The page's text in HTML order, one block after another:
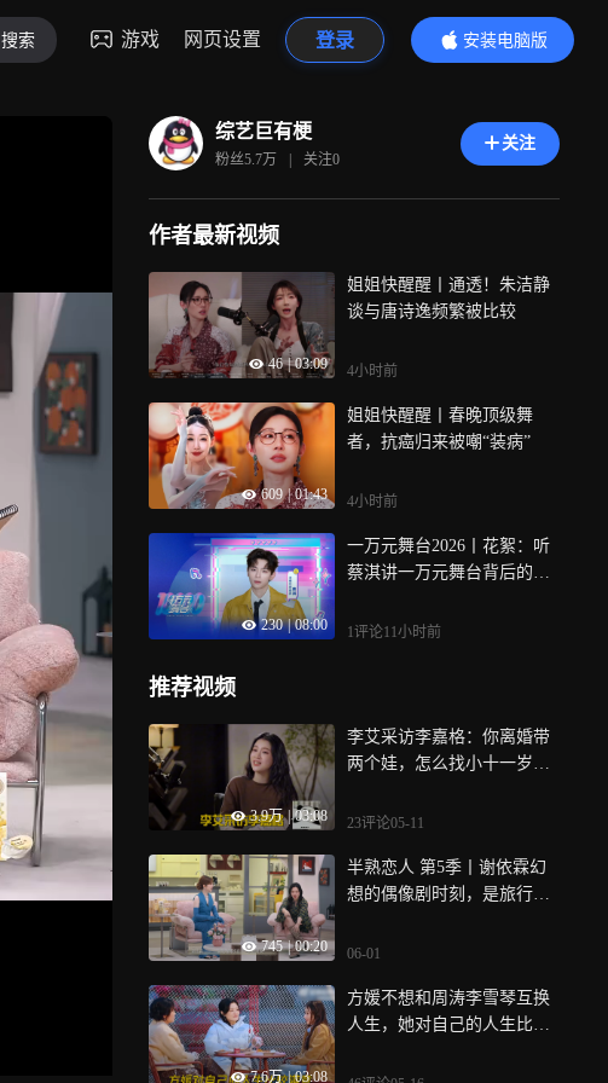
搜索 游戏 网页设置 登录
安装电脑版
内容更精彩
综艺巨有梗
粉丝5.7万 | 关注0
关注
作者最新视频
46 | 03:09
姐姐快醒醒丨通透！朱洁静
谈与唐诗逸频繁被比较
4小时前
609 | 01:43
姐姐快醒醒丨春晚顶级舞
者，抗癌归来被嘲“装病”
4小时前
230 | 08:00
一万元舞台2026丨花絮：听
蔡淇讲一万元舞台背后的故
1评论11小时前
推荐视频
3.9万 03:08
李艾采访李嘉格：你离婚带
两个娃，怎么找小十一岁的
23评论05-11
745 | 00:20
半熟恋人 第5季丨谢依霖幻
想的偶像剧时刻，是旅行中
06-01
7.6万 | 03:08
方媛不想和周涛李雪琴互换
人生，她对自己的人生比较